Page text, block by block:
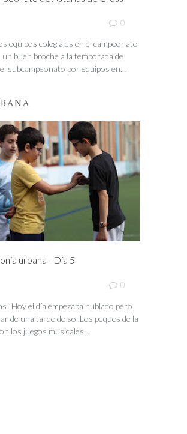
0
equipos colegiales en el campeonato
buen broche a la temporada de
subcampeonato por equipos en...
urbana - Día 5
0
Hoy el día empezaba nublado pero
de una tarde de sol.Los peques de la
los juegos musicales...